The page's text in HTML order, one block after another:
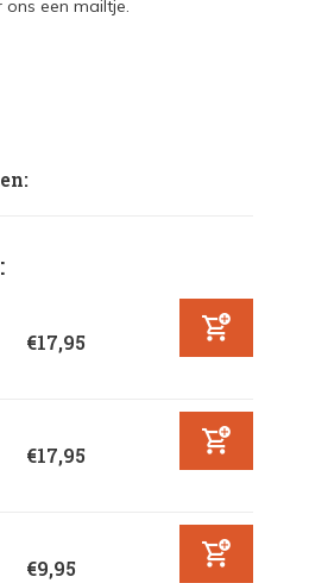
een mailtje.
€17,95
€17,95
€9,95